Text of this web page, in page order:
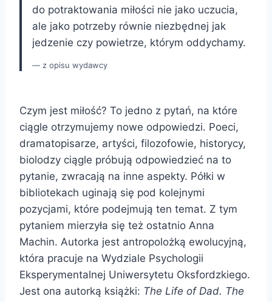
do potraktowania miłości nie jako uczucia,
ale jako potrzeby równie niezbędnej jak
jedzenie czy powietrze, którym oddychamy.
z opisu wydawcy
Czym jest miłość? To jedno z pytań, na które
ciągle otrzymujemy nowe odpowiedzi. Poeci,
dramatopisarze, artyści, filozofowie, historycy,
biolodzy ciągle próbują odpowiedzieć na to
pytanie, zwracają na inne aspekty. Półki w
bibliotekach uginają się pod kolejnymi
pozycjami, które podejmują ten temat. Z tym
pytaniem mierzyła się też ostatnio Anna
Machin. Autorka jest antropolożką ewolucyjną,
która pracuje na Wydziale Psychologii
Eksperymentalnej Uniwersytetu Oksfordzkiego.
Jest ona autorką książki: The Life of Dad. The